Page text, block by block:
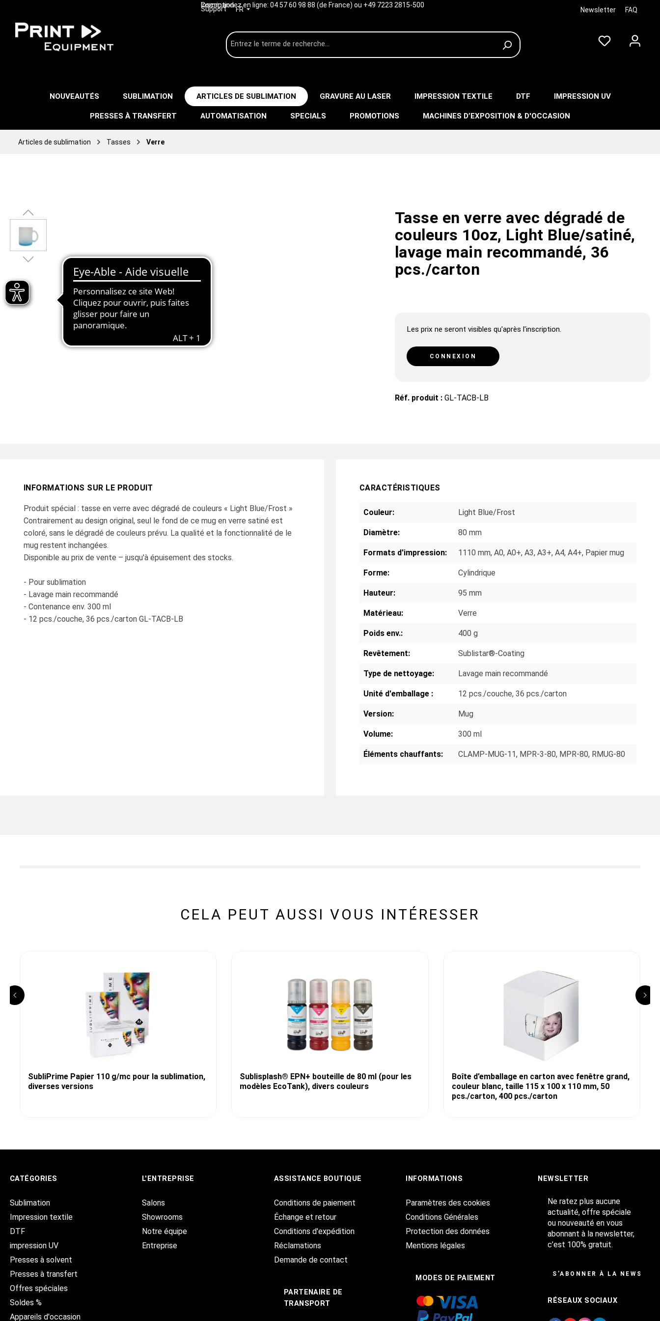
Inscription
Commandez en ligne: 04 57 60 98 88 (de France) ou +49 7223 2815-500
Support FR Newsletter FAQ
NOUVEAUTÉS SUBLIMATION ARTICLES DE SUBLIMATION GRAVURE AU LASER IMPRESSION TEXTILE DTF IMPRESSION UV
PRESSES À TRANSFERT AUTOMATISATION SPECIALS PROMOTIONS MACHINES D’EXPOSITION & D'OCCASION
Articles de sublimation Tasses Verre
Tasse en verre avec dégradé de
couleurs 10oz, Light Blue/satiné,
lavage main recommandé, 36
pcs./carton
Les prix ne seront visibles qu'après l'inscription.
CONNEXION
Réf. produit : GL-TACB-LB
INFORMATIONS SUR LE PRODUIT
Produit spécial : tasse en verre avec dégradé de couleurs « Light Blue/Frost »
Contrairement au design original, seul le fond de ce mug en verre satiné est
coloré, sans le dégradé de couleurs prévu. La qualité et la fonctionnalité de le
mug restent inchangées.
Disponible au prix de vente – jusqu'à épuisement des stocks.
- Pour sublimation
- Lavage main recommandé
- Contenance env. 300 ml
- 12 pcs./couche, 36 pcs./carton GL-TACB-LB
CARACTÉRISTIQUES
Couleur: Light Blue/Frost
Diamètre: 80 mm
Formats d'impression: 1110 mm, A0, A0+, A3, A3+, A4, A4+, Papier mug
Forme: Cylindrique
Hauteur: 95 mm
Matérieau: Verre
Poids env.: 400 g
Revêtement: Sublistar®-Coating
Type de nettoyage: Lavage main recommandé
Unité d'emballage : 12 pcs./couche, 36 pcs./carton
Version: Mug
Volume: 300 ml
Éléments chauffants: CLAMP-MUG-11, MPR-3-80, MPR-80, RMUG-80
CELA PEUT AUSSI VOUS INTÉRESSER
SubliPrime Papier 110 g/mc pour la sublimation,
diverses versions
Sublisplash® EPN+ bouteille de 80 ml (pour les
modèles EcoTank), divers couleurs
Boîte d’emballage en carton avec fenêtre grand,
couleur blanc, taille 115 x 100 x 110 mm, 50
pcs./carton, 400 pcs./carton
CATÉGORIES
Sublimation
Impression textile
DTF
impression UV
Presses à solvent
Presses à transfert
Offres spéciales
Soldes %
Appareils d'occasion
L'ENTREPRISE
Salons
Showrooms
Notre équipe
Entreprise
ASSISTANCE BOUTIQUE
Conditions de paiement
Échange et retour
Conditions d'expédition
Réclamations
Demande de contact
PARTENAIRE DE
TRANSPORT
INFORMATIONS
Paramètres des cookies
Conditions Générales
Protection des données
Mentions légales
MODES DE PAIEMENT
NEWSLETTER
Ne ratez plus aucune
actualité, offre spéciale
ou nouveauté en vous
abonnant à la newsletter,
c’est 100% gratuit.
S’ABONNER À LA
RÉSEAUX SOCIAUX